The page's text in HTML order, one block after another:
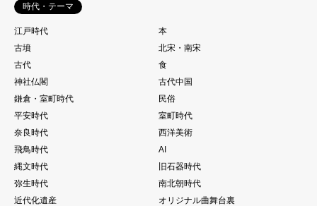
時代・テーマ
江戸時代
本
古墳
北宋・南宋
古代
食
神社仏閣
古代中国
鎌倉・室町時代
民俗
平安時代
室町時代
奈良時代
西洋美術
飛鳥時代
AI
縄文時代
旧石器時代
弥生時代
南北朝時代
近代化遺産
オリジナル曲舞台裏